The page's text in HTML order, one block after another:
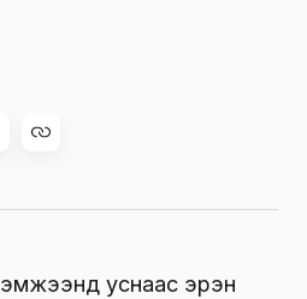
уснаас эрэн